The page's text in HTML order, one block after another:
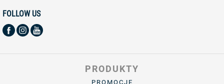
FOLLOW US
PRODUKTY
PROMOCJE